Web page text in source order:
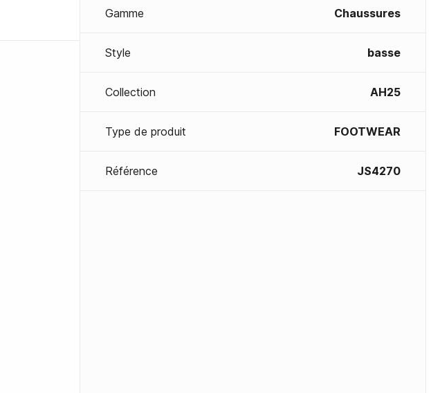
Gamme Chaussures
Style basse
Collection AH25
Type de produit FOOTWEAR
Référence JS4270